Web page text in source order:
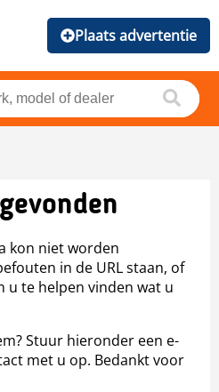
Plaats advertentie
kon niet worden
in de URL staan, of
u te helpen vinden wat u
Stuur hieronder een e-
met u op. Bedankt voor